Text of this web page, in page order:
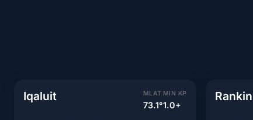
Iqaluit MLAT
73.1°
MIN KP
1.0+